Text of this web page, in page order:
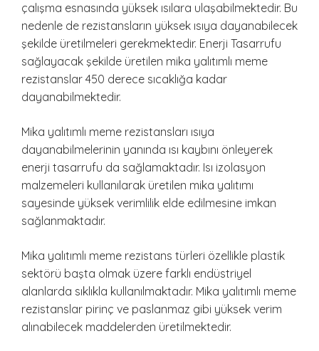
çalışma esnasında yüksek ısılara ulaşabilmektedir. Bu
nedenle de rezistansların yüksek ısıya dayanabilecek
şekilde üretilmeleri gerekmektedir. Enerji Tasarrufu
sağlayacak şekilde üretilen mika yalıtımlı meme
rezistanslar 450 derece sıcaklığa kadar
dayanabilmektedir.
Mika yalıtımlı meme rezistansları ısıya
dayanabilmelerinin yanında ısı kaybını önleyerek
enerji tasarrufu da sağlamaktadır. Isı izolasyon
malzemeleri kullanılarak üretilen mika yalıtımı
sayesinde yüksek verimlilik elde edilmesine imkan
sağlanmaktadır.
Mika yalıtımlı meme rezistans türleri özellikle plastik
sektörü başta olmak üzere farklı endüstriyel
alanlarda sıklıkla kullanılmaktadır. Mika yalıtımlı meme
rezistanslar pirinç ve paslanmaz gibi yüksek verim
alınabilecek maddelerden üretilmektedir.